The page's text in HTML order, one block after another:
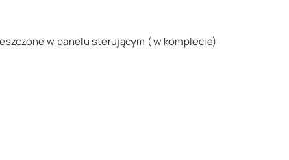
w panelu sterującym ( w komplecie)